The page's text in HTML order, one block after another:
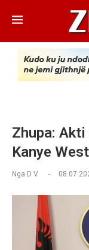
Zhupa:
Kanye
Nga D V